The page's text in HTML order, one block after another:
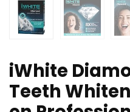
iWhite
Teeth